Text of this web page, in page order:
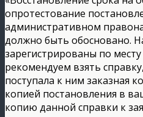
опротестование
административном
должно быть обосновано.
зарегистрированы по
рекомендуем взять
поступала к ним заказная
копией постановления в
копию данной справки к